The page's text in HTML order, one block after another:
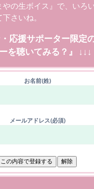
やの生ボイス』で、いろ
さいね。
応援サポーター限定
を聴いてみる？』 ↓↓↓
お名前(姓)
メールアドレス(必須)